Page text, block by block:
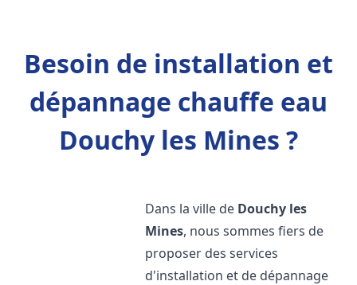
Besoin de installation et
dépannage chauffe eau
Douchy les Mines ?
Dans la ville de Douchy les
Mines, nous sommes fiers de
proposer des services
d'installation et de dépannage